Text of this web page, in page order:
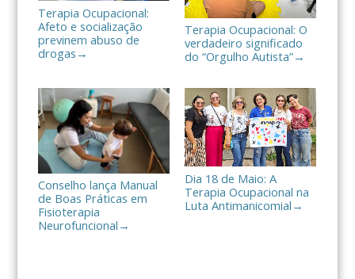
Terapia Ocupacional:
Afeto e socialização
previnem abuso de
drogas →
Terapia Ocupacional: O
verdadeiro significado
do “Orgulho Autista”→
Conselho lança Manual
de Boas Práticas em
Fisioterapia
Neurofuncional →
Dia 18 de Maio: A
Terapia Ocupacional na
Luta Antimanicomial →